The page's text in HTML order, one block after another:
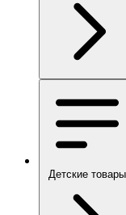
Детские товары